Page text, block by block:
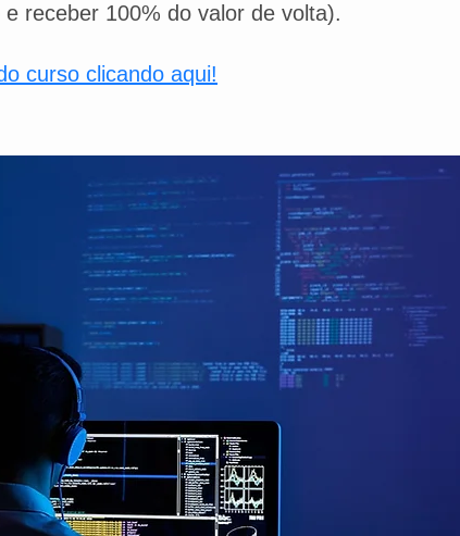
receber 100% do valor de volta).
curso clicando aqui!